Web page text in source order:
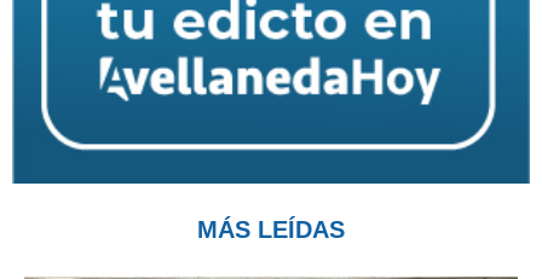
MÁS LEÍDAS